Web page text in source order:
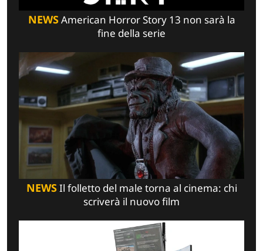
NEWSAmerican Horror Story 13 non sarà la
fine della serie
NEWSIl folletto del male torna al cinema: chi
scriverà il nuovo film